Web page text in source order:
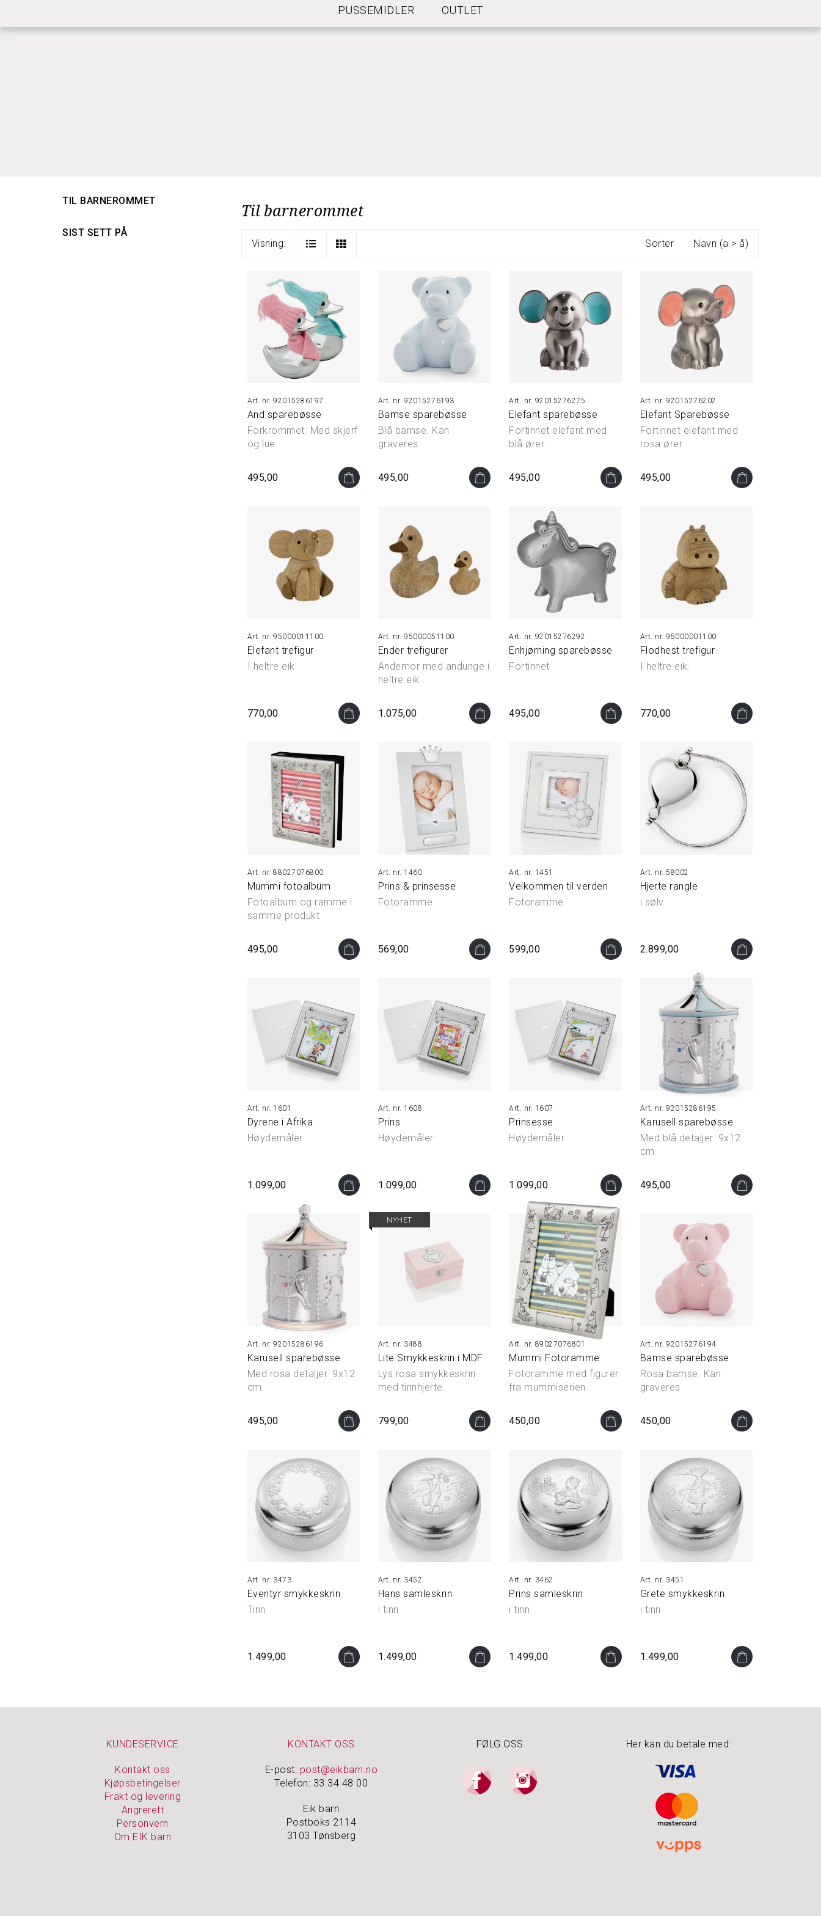
BETINGELSER FOR FRI FRAKTPUSSEMIDLER OUTLET
TIL BARNEROMMET
SIST SETT PÅ
Til barnerommet
Visning: Sorter Navn (a > å)
92015286197
And sparebøsse
Forkrommet. Med skjerf
og lue
495,00
92015276193
Bamse sparebøsse
Blå bamse. Kan
graveres
495,00
92015276275
Elefant sparebøsse
Fortinnet elefant med
blå ører.
495,00
92015276202
Elefant Sparebøsse
Fortinnet elefant med
rosa ører
495,00
95000011100
Elefant trefigur
I heltre eik
770,00
95000051100
Ender trefigurer
Andemor med andunge i
heltre eik
1.075,00
92015276292
Enhjørning sparebøsse
Fortinnet
495,00
95000001100
Flodhest trefigur
I heltre eik.
770,00
88027076800
Mummi fotoalbum
Fotoalbum og ramme i
samme produkt
495,00
1460
Prins & prinsesse
Fotoramme
569,00
1451
Velkommen til verden
Fotoramme
599,00
58002
Hjerte rangle
i sølv
2.899,00
1601
Dyrene i Afrika
Høydemåler
1.099,00
1608
Prins
Høydemåler
1.099,00
1607
Prinsesse
Høydemåler
1.099,00
92015286195
Karusell sparebøsse
Med blå detaljer. 9x12
cm
495,00
92015286196
Karusell sparebøsse
Med rosa detaljer. 9x12
cm
495,00
NYHET
3488
Lite Smykkeskrin i MDF
Lys rosa smykkeskrin
med tinnhjerte.
799,00
89027076801
Mummi Fotoramme
Fotoramme med figurer
fra mummiserien.
450,00
92015276194
Bamse sparebøsse
Rosa bamse. Kan
graveres
450,00
3473
Eventyr smykkeskrin
Tinn
1.499,00
3452
Hans samleskrin
i tinn
1.499,00
3462
Prins samleskrin
i tinn
1.499,00
3451
Grete smykkeskrin
i tinn
1.499,00
KUNDESERVICE
Kontakt oss
Kjøpsbetingelser
Frakt og levering
Angrerett
Personvern
Om EIK barn
KONTAKT OSS
E-post: post@eikbarn.no
Telefon: 33 34 48 00
Eik barn
Postboks 2114
3103 Tønsberg
FØLG OSS Her kan du betale med: